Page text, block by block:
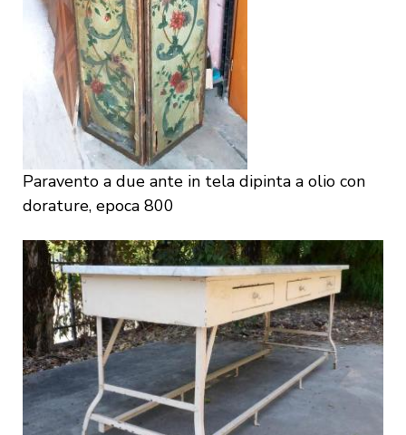
Paravento a due ante in tela dipinta a olio con
dorature, epoca 800